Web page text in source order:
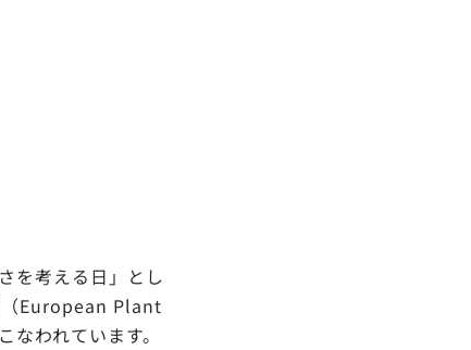
を考える日」とし
（European Plant
われています。